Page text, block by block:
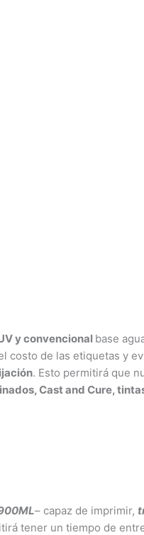
y convencional base
de las etiquetas y
. Esto permitirá que
Cast and Cure,
– capaz de imprimir,
tener un tiempo de